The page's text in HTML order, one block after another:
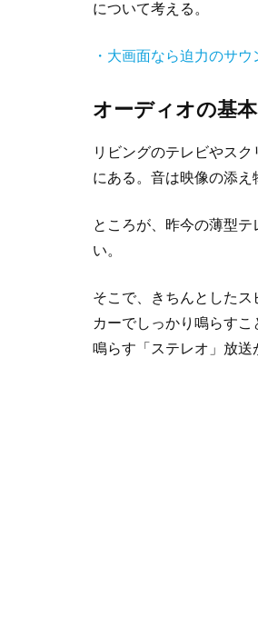
について考える。
・大画面なら迫力のサ
オーディオの基
リビングのテレビやス
にある。音は映像の添え
ところが、昨今の薄型
い。
そこで、きちんとした
カーでしっかり鳴らす
鳴らす「ステレオ」放送